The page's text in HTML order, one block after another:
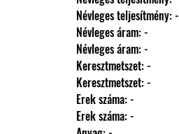
                Névleges teljesítmény: -
                Névleges áram: -
                Névleges áram: -
                Keresztmetszet: -
                Keresztmetszet: -
                Erek száma: -
                Erek száma: -